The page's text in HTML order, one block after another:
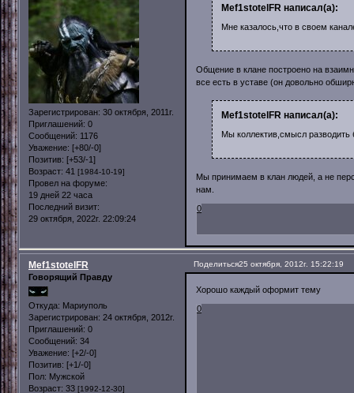
Зарегистрирован: 30 октября, 2011г.
Приглашений: 0
Сообщений: 1176
Уважение: [+80/-0]
Позитив: [+53/-1]
Возраст: 41 [1984-10-19]
Провел на форуме:
19 дней 22 часа
Последний визит:
29 октября, 2022г. 22:09:24
Mef1stotelFR написал(а):
Мне казалось,что в своем
Общение в клане построено на
все есть в уставе (он довольно
Mef1stotelFR написал(а):
Мы коллектив,смысл разводить
Мы принимаем в клан людей, а не
нам.
0
Поделиться25 октября, 2012г. 15:22:19
Mef1stotelFR
Говорящий Правду
Откуда: Мариуполь
Зарегистрирован: 24 октября, 2012г.
Приглашений: 0
Сообщений: 34
Уважение: [+2/-0]
Позитив: [+1/-0]
Пол: Мужской
Возраст: 33 [1992-12-30]
Хорошо каждый оформит тему
0